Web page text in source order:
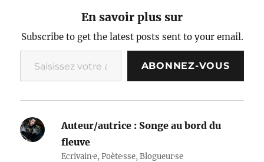
En savoir plus sur
Subscribe to get the latest posts sent to your email.
Saisissez votre adresse e-mail…
ABONNEZ-VOUS
Auteur/autrice : Songe au bord du
fleuve
Ecrivain·e, Poète·sse, Blogueur·se